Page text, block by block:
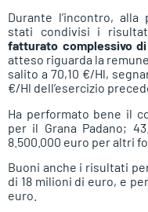
Durante l’incontro,
stati condivisi i
fatturato complessivo
atteso riguarda la
salito a 70,10 €/Hl,
€/Hl dell’esercizio
Ha performato bene il
per il Grana Padano;
8.500.000 euro per altri
Buoni anche i risultati
di 18 milioni di euro, e
euro.